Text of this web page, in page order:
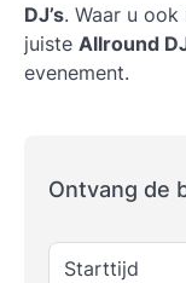
DJ’s. Waar u
juiste Allround
evenement.
Ontvang de
Starttijd